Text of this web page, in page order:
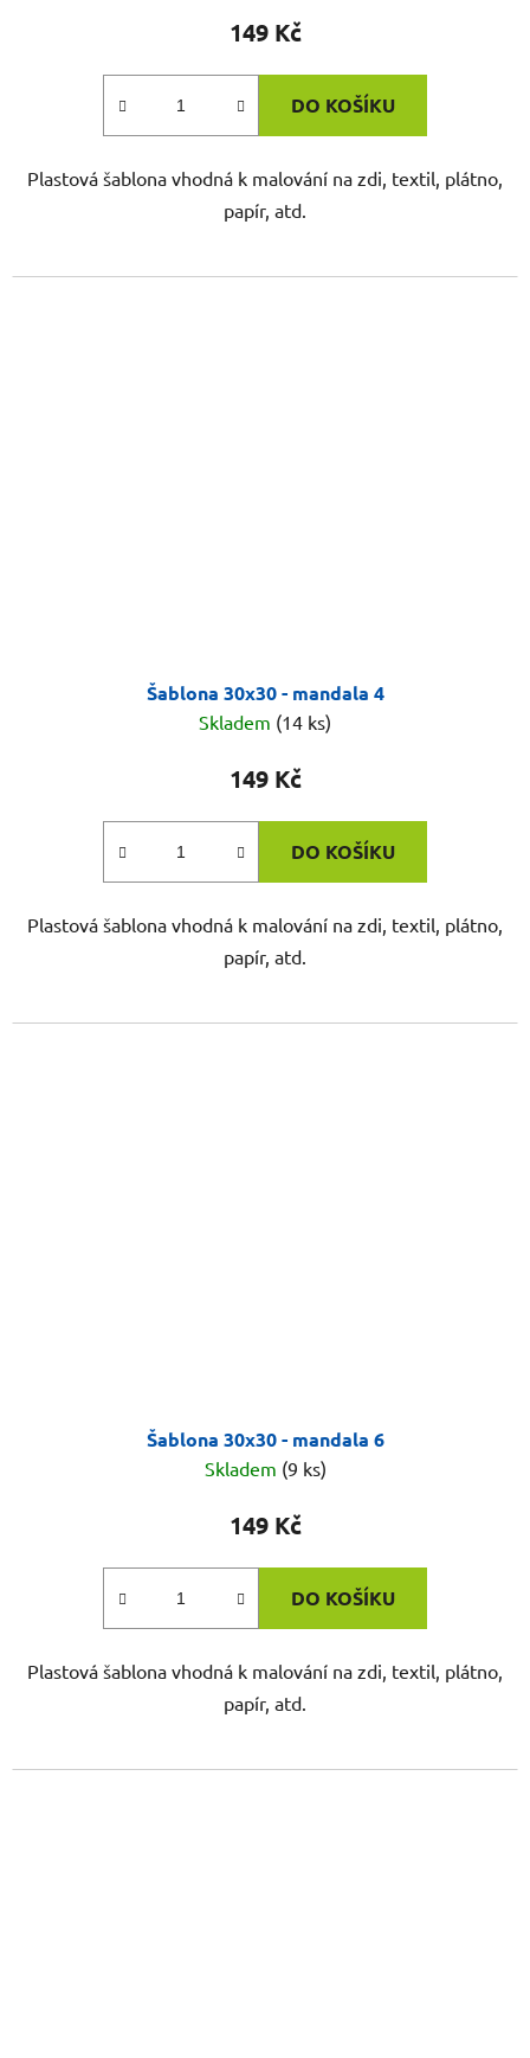
149 Kč
DO KOŠÍKU
Plastová šablona vhodná k malování na zdi, textil, plátno,
papír, atd.
Šablona 30x30 - mandala 4
Skladem (14 ks)
149 Kč
DO KOŠÍKU
Plastová šablona vhodná k malování na zdi, textil, plátno,
papír, atd.
Šablona 30x30 - mandala 6
Skladem (9 ks)
149 Kč
DO KOŠÍKU
Plastová šablona vhodná k malování na zdi, textil, plátno,
papír, atd.